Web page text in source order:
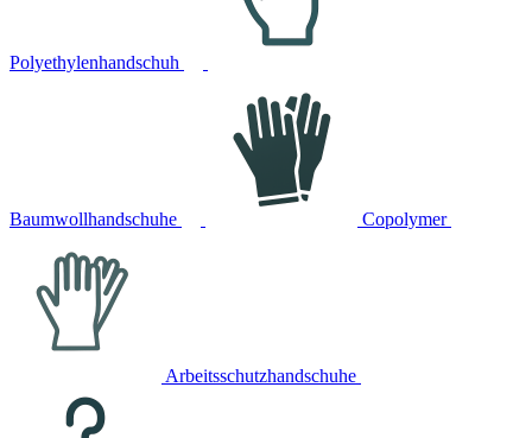
Polyethylenhandschuh
Baumwollhandschuhe Copolymer
Arbeitsschutzhandschuhe